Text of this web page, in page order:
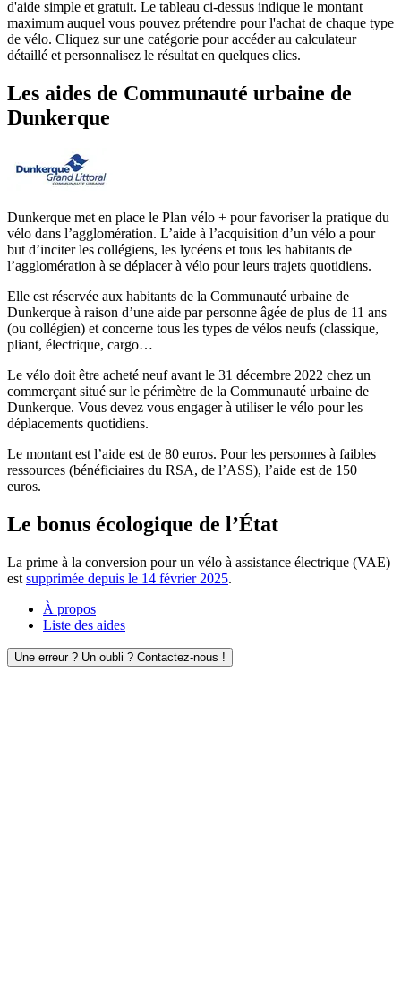
d'aide simple et gratuit. Le tableau ci-dessus indique le montant
maximum auquel vous pouvez prétendre pour l'achat de chaque type
de vélo. Cliquez sur une catégorie pour accéder au calculateur
détaillé et personnalisez le résultat en quelques clics.
Les aides de Communauté urbaine de
Dunkerque
Dunkerque met en place le Plan vélo + pour favoriser la pratique du
vélo dans l’agglomération. L’aide à l’acquisition d’un vélo a pour
but d’inciter les collégiens, les lycéens et tous les habitants de
l’agglomération à se déplacer à vélo pour leurs trajets quotidiens.
Elle est réservée aux habitants de la Communauté urbaine de
Dunkerque à raison d’une aide par personne âgée de plus de 11 ans
(ou collégien) et concerne tous les types de vélos neufs (classique,
pliant, électrique, cargo…
Le vélo doit être acheté neuf avant le 31 décembre 2022 chez un
commerçant situé sur le périmètre de la Communauté urbaine de
Dunkerque. Vous devez vous engager à utiliser le vélo pour les
déplacements quotidiens.
Le montant est l’aide est de 80 euros. Pour les personnes à faibles
ressources (bénéficiaires du RSA, de l’ASS), l’aide est de 150
euros.
Le bonus écologique de l’État
La prime à la conversion pour un vélo à assistance électrique (VAE)
est supprimée depuis le 14 février 2025.
À propos
Liste des aides
Une erreur ? Un oubli ? Contactez-nous !